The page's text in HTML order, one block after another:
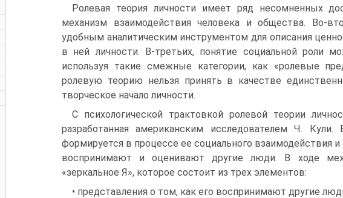
Ролевая теория личности имеет ряд несомненных
механизм взаимодействия человека и общества. Во-
удобным аналитическим инструментом для описания
в ней личности. В-третьих, понятие социальной роли
используя такие смежные категории, как «ролевые
ролевую теорию нельзя принять в качестве
творческое начало личности.
С психологической трактовкой ролевой теории
разработанная американским исследователем Ч.
формируется в процессе ее социального взаимодействия
воспринимают и оценивают другие люди. В ходе
«зеркальное Я», которое состоит из трех элементов:
• представления о том, как его воспринимают другие